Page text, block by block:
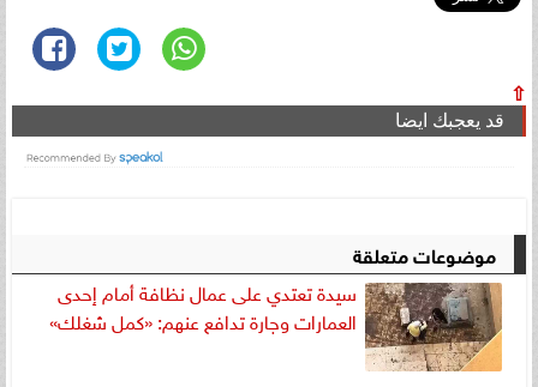
⇧
قد يعجبك ايضا
موضوعات متعلقة
سيدة تعتدي على عمال نظافة أمام إحدى
العمارات وجارة تدافع عنهم: «كمل شغلك»